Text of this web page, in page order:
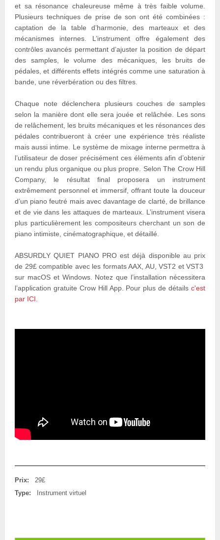
et sa résonance chaleureuse même à très faible volume.
Plusieurs techniques de prise de son ont été combinées :
captation de la table d’harmonie, des marteaux et des
mécanismes internes. L’instrument offre également des
contrôles avancés permettant d’ajuster la position de départ
des samples, le volume des mécaniques, les bruits de
pédales, et différents effets intégrés comme une saturation à
bande, une réverbération ou des filtres.
Chaque note déclenchera plusieurs couches de samples
selon la manière dont elle sera jouée et relâchée. Les sons
de relâchement, les bruits mécaniques et les résonances des
pédales contribueront à créer une expérience très réaliste
mais aussi intime. Le système de mixage interne permettra à
l’utilisateur de doser précisément ces éléments afin d’obtenir
un rendu plus organique ou plus propre. Selon The Crow Hill
Company, le résultat final proposera un instrument
extrêmement personnel et immersif, offrant toute la douceur
d’un piano feutré mais avec davantage de clarté, de brillance
et de vie dans les attaques de marteaux. L’instrument visera
plus particulièrement les compositeurs cherchant un son de
piano intimiste, cinématographique, et détaillé.
ABSURDLY QUIET PIANO PRO est déjà disponible au prix
de 29£ compatible avec les formats AAX, AU, VST2 et VST3
sur macOS et Windows. Notez que l’installation nécessitera
l’application gratuite Crow Hill App. Pour plus de détails c'est
par ICI.
Prix:
29£
Type:
Instrument virtuel